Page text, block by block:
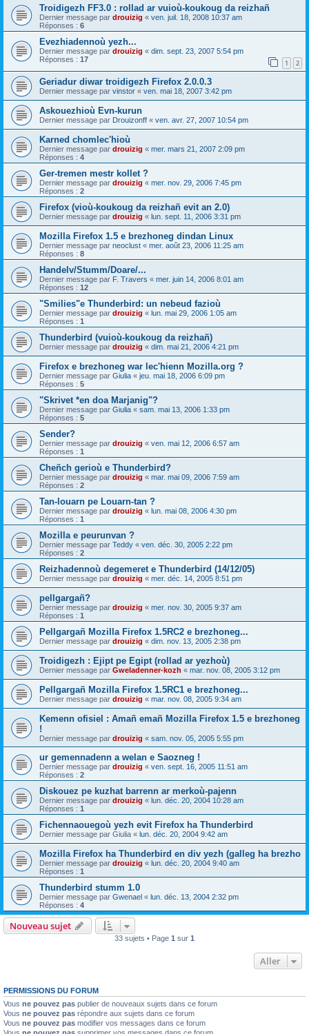
Troidigezh FF3.0 : rollad ar vuioù-koukoug da reizhañ
Dernier message par drouizig « ven. juil. 18, 2008 10:37 am
Réponses : 6
Evezhiadennoù yezh...
Dernier message par drouizig « dim. sept. 23, 2007 5:54 pm
Réponses : 17 1 2
Geriadur diwar troidigezh Firefox 2.0.0.3
Dernier message par vinstor « ven. mai 18, 2007 3:42 pm
Askouezhioù Evn-kurun
Dernier message par Drouizonff « ven. avr. 27, 2007 10:54 pm
Karned chomlec'hioù
Dernier message par drouizig « mer. mars 21, 2007 2:09 pm
Réponses : 4
Ger-tremen mestr kollet ?
Dernier message par drouizig « mer. nov. 29, 2006 7:45 pm
Réponses : 2
Firefox (vioù-koukoug da reizhañ evit an 2.0)
Dernier message par drouizig « lun. sept. 11, 2006 3:31 pm
Mozilla Firefox 1.5 e brezhoneg dindan Linux
Dernier message par neoclust « mer. août 23, 2006 11:25 am
Réponses : 8
Handelv/Stumm/Doare/...
Dernier message par F. Travers « mer. juin 14, 2006 8:01 am
Réponses : 12
"Smilies"e Thunderbird: un nebeud fazioù
Dernier message par drouizig « lun. mai 29, 2006 1:05 am
Réponses : 1
Thunderbird (vuioù-koukoug da reizhañ)
Dernier message par drouizig « dim. mai 21, 2006 4:21 pm
Firefox e brezhoneg war lec'hienn Mozilla.org ?
Dernier message par Giulia « jeu. mai 18, 2006 6:09 pm
Réponses : 5
"Skrivet *en doa Marjanig"?
Dernier message par Giulia « sam. mai 13, 2006 1:33 pm
Réponses : 5
Sender?
Dernier message par drouizig « ven. mai 12, 2006 6:57 am
Réponses : 1
Cheñch gerioù e Thunderbird?
Dernier message par drouizig « mar. mai 09, 2006 7:59 am
Réponses : 2
Tan-louarn pe Louarn-tan ?
Dernier message par drouizig « lun. mai 08, 2006 4:30 pm
Réponses : 1
Mozilla e peurunvan ?
Dernier message par Teddy « ven. déc. 30, 2005 2:22 pm
Réponses : 2
Reizhadennoù degemeret e Thunderbird (14/12/05)
Dernier message par drouizig « mer. déc. 14, 2005 8:51 pm
pellgargañ?
Dernier message par drouizig « mer. nov. 30, 2005 9:37 am
Réponses : 1
Pellgargañ Mozilla Firefox 1.5RC2 e brezhoneg...
Dernier message par drouizig « dim. nov. 13, 2005 2:38 pm
Troidigezh : Ejipt pe Egipt (rollad ar yezhoù)
Dernier message par Gweladenner-kozh « mar. nov. 08, 2005 3:12 pm
Pellgargañ Mozilla Firefox 1.5RC1 e brezhoneg...
Dernier message par drouizig « mar. nov. 08, 2005 9:34 am
Kemenn ofisiel : Amañ emañ Mozilla Firefox 1.5 e brezhoneg
!
Dernier message par drouizig « sam. nov. 05, 2005 5:55 pm
ur gemennadenn a welan e Saozneg !
Dernier message par drouizig « ven. sept. 16, 2005 11:51 am
Réponses : 2
Diskouez pe kuzhat barrenn ar merkoù-pajenn
Dernier message par drouizig « lun. déc. 20, 2004 10:28 am
Réponses : 1
Fichennaouegoù yezh evit Firefox ha Thunderbird
Dernier message par Giulia « lun. déc. 20, 2004 9:42 am
Mozilla Firefox ha Thunderbird en div yezh (galleg ha brezho
Dernier message par drouizig « lun. déc. 20, 2004 9:40 am
Réponses : 1
Thunderbird stumm 1.0
Dernier message par Gwenael « lun. déc. 13, 2004 2:32 pm
Réponses : 4
Nouveau sujet
33 sujets • Page 1 sur 1
Aller
PERMISSIONS DU FORUM
Vous ne pouvez pas publier de nouveaux sujets dans ce forum
Vous ne pouvez pas répondre aux sujets dans ce forum
Vous ne pouvez pas modifier vos messages dans ce forum